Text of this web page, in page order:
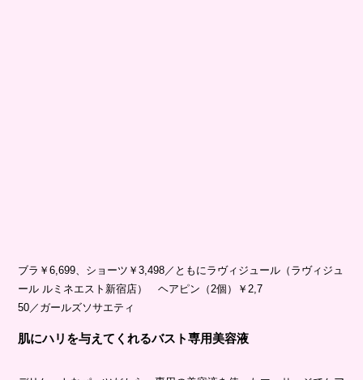
ブラ￥6,699、ショーツ￥3,498／ともにラヴィジュール（ラヴィジュ
ール ルミネエスト新宿店） ヘアピン（2個）￥2,7
50／ガールズソサエティ
肌にハリを与えてくれるバスト専用美容液